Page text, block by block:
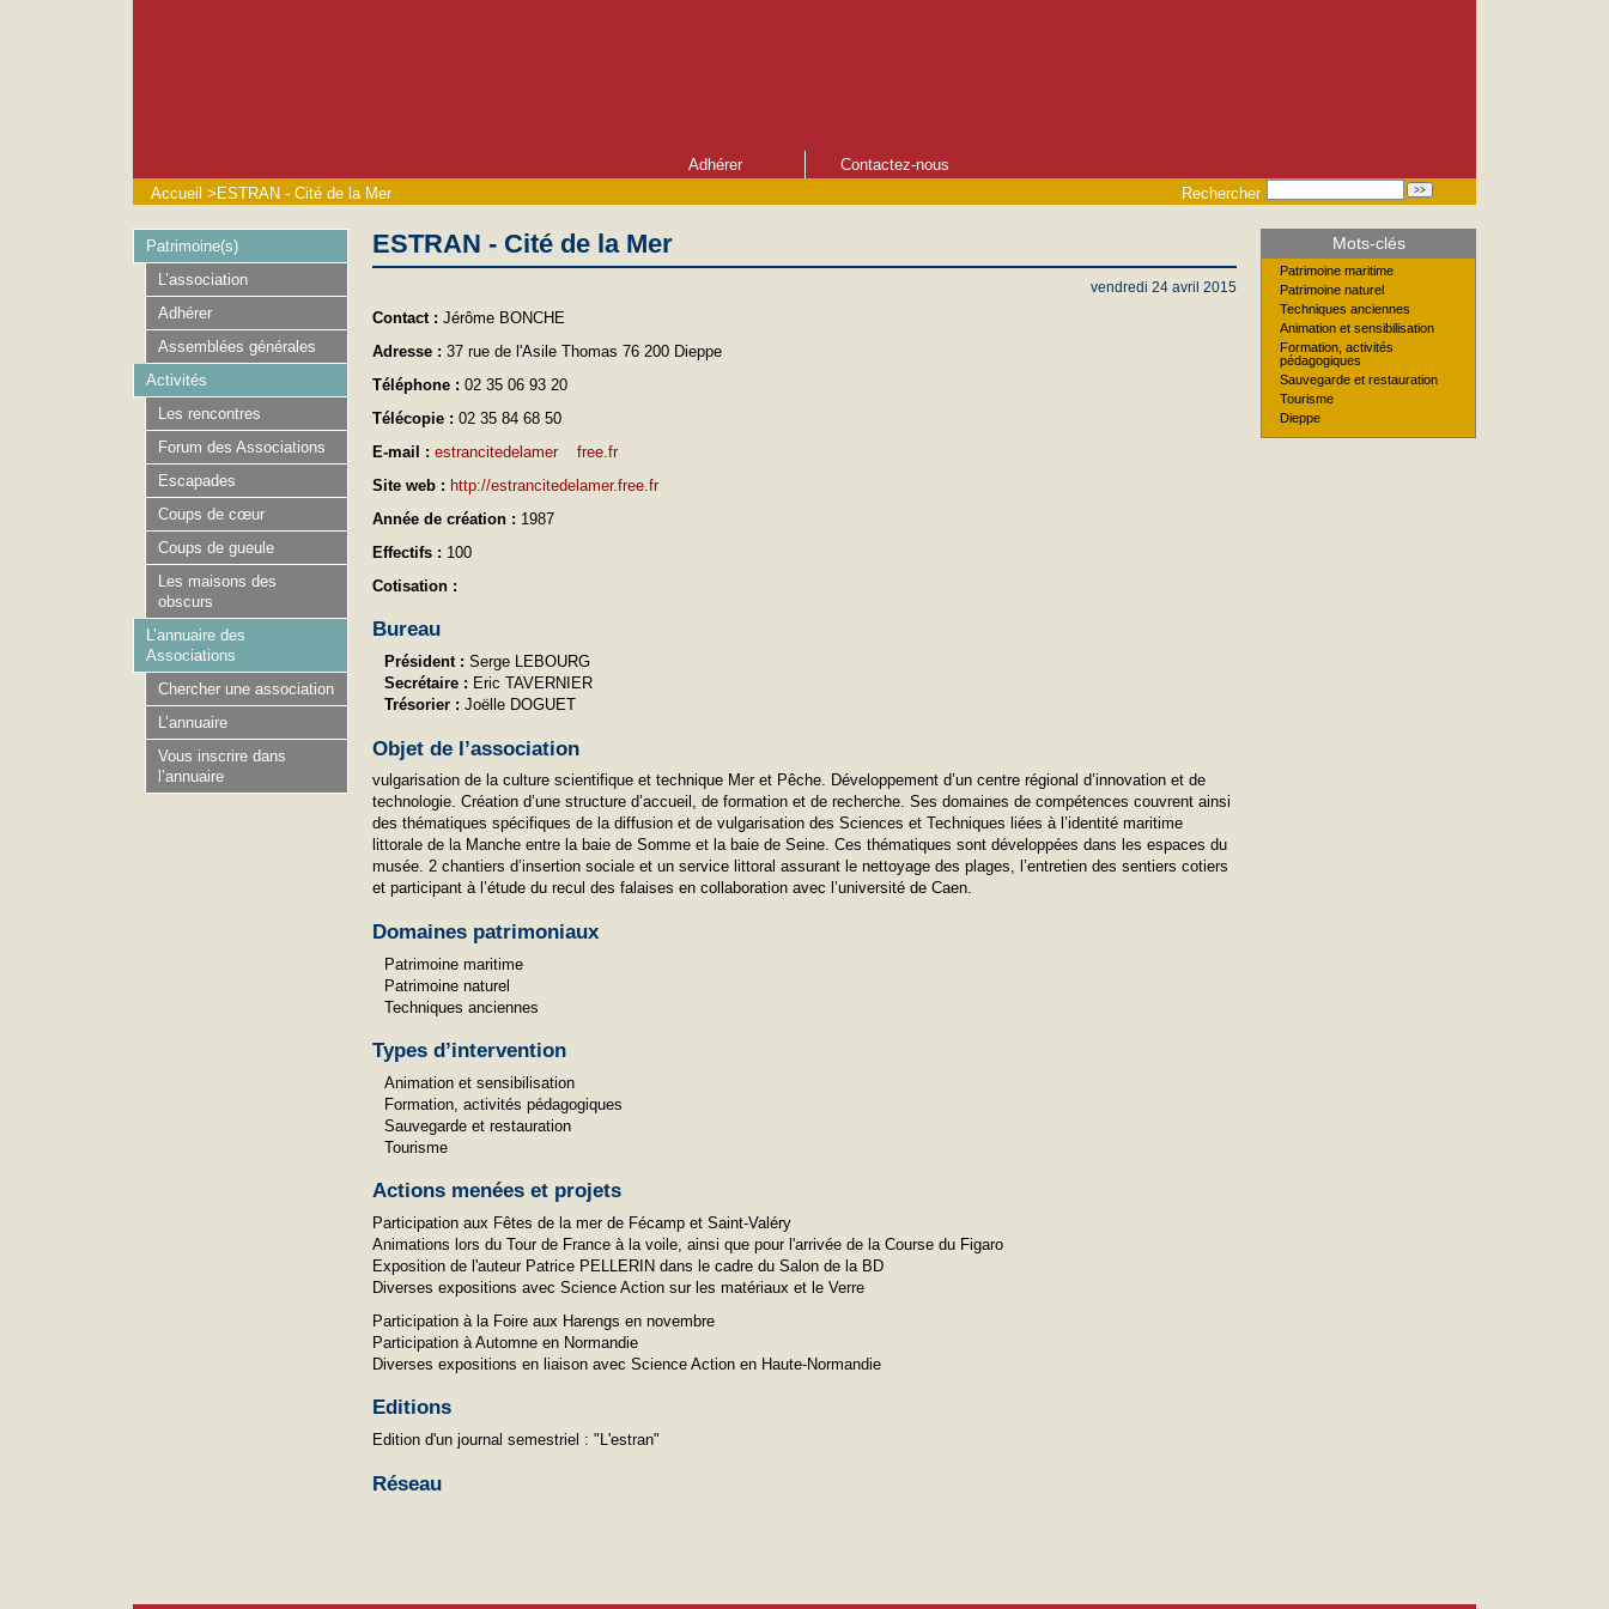
Adhérer
Contactez-nous
Rechercher
Accueil > ESTRAN - Cité de la Mer
ESTRAN - Cité de la Mer
vendredi 24 avril 2015
Contact : Jérôme BONCHE
Adresse : 37 rue de l'Asile Thomas 76 200 Dieppe
Téléphone : 02 35 06 93 20
Télécopie : 02 35 84 68 50
E-mail : estrancitedelamer
free.fr
Site web : http://estrancitedelamer.free.fr
Année de création : 1987
Effectifs : 100
Cotisation :
Bureau
Président : Serge LEBOURG
Secrétaire : Eric TAVERNIER
Trésorier : Joëlle DOGUET
Objet de l’association
vulgarisation de la culture scientifique et technique Mer et Pêche. Développement d’un centre régional d’innovation et de
technologie. Création d’une structure d’accueil, de formation et de recherche. Ses domaines de compétences couvrent ainsi
des thématiques spécifiques de la diffusion et de vulgarisation des Sciences et Techniques liées à l’identité maritime
littorale de la Manche entre la baie de Somme et la baie de Seine. Ces thématiques sont développées dans les espaces du
musée. 2 chantiers d’insertion sociale et un service littoral assurant le nettoyage des plages, l’entretien des sentiers cotiers
et participant à l’étude du recul des falaises en collaboration avec l’université de Caen.
Domaines patrimoniaux
Patrimoine maritime
Patrimoine naturel
Techniques anciennes
Types d’intervention
Animation et sensibilisation
Formation, activités pédagogiques
Sauvegarde et restauration
Tourisme
Actions menées et projets
Participation aux Fêtes de la mer de Fécamp et Saint-Valéry
Animations lors du Tour de France à la voile, ainsi que pour l'arrivée de la Course du Figaro
Exposition de l'auteur Patrice PELLERIN dans le cadre du Salon de la BD
Diverses expositions avec Science Action sur les matériaux et le Verre
Participation à la Foire aux Harengs en novembre
Participation à Automne en Normandie
Diverses expositions en liaison avec Science Action en Haute-Normandie
Editions
Edition d'un journal semestriel : "L'estran"
Réseau
Patrimoine(s)
L’association
Adhérer
Assemblées générales
Activités
Les rencontres
Forum des Associations
Escapades
Coups de cœur
Coups de gueule
Les maisons des
obscurs
L’annuaire des
Associations
Chercher une association
L’annuaire
Vous inscrire dans
l’annuaire
Mots-clés
Patrimoine maritime
Patrimoine naturel
Techniques anciennes
Animation et sensibilisation
Formation, activités
pédagogiques
Sauvegarde et restauration
Tourisme
Dieppe